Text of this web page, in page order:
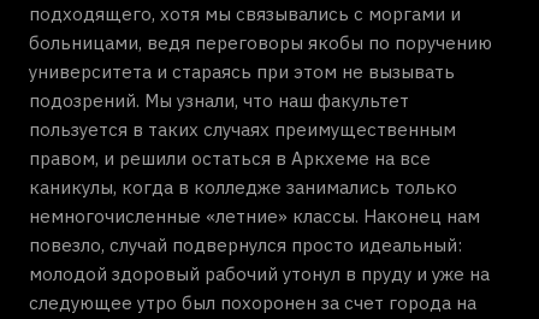
подходящего, хотя мы связывались с моргами и
больницами, ведя переговоры якобы по поручению
университета и стараясь при этом не вызывать
подозрений. Мы узнали, что наш факультет
пользуется в таких случаях преимущественным
правом, и решили остаться в Аркхеме на все
каникулы, когда в колледже занимались только
немногочисленные «летние» классы. Наконец нам
повезло, случай подвернулся просто идеальный:
молодой здоровый рабочий утонул в пруду и уже на
следующее утро был похоронен за счет города на